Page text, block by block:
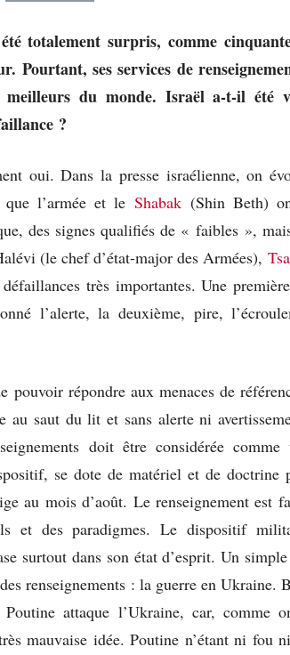
totalement surpris, comme
ses services de
meilleurs du monde. Israël a-t-il été
?
oui. Dans la presse israélienne, on
l’armée et le Shabak (Shin Beth)
des signes qualifiés de « faibles »,
(le chef d’état-major des Armées),
très importantes. Une
l’alerte, la deuxième, pire,
pouvoir répondre aux menaces de
au saut du lit et sans alerte ni
doit être considérée comme
se dote de matériel et de doctrine
au mois d’août. Le renseignement est
et des paradigmes. Le dispositif
surtout dans son état d’esprit. Un
renseignements : la guerre en Ukraine.
attaque l’Ukraine, car, comme
mauvaise idée. Poutine n’étant ni fou